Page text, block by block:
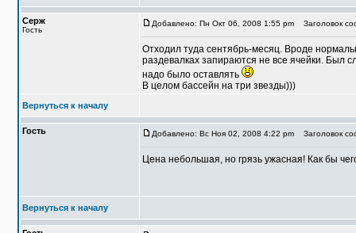
Серж
Гость
Добавлено: Пн Окт 06, 2008 1:55 pm Заголовок
Отходил туда сентябрь-месяц. Вроде
раздевалках запираются не все ячейки. Был
надо было оставлять
В целом бассейн на три звезды)))
Вернуться к началу
Гость Добавлено: Вс Ноя 02, 2008 4:22 pm Заголовок
Цена небольшая, но грязь ужасная! Как бы
Вернуться к началу